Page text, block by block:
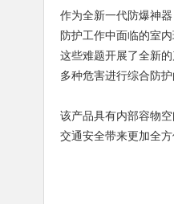
作为全新一代防爆神
防护工作中面临的室
这些难题开展了全新
多种危害进行综合防
该产品具有内部容物
交通安全带来更加全